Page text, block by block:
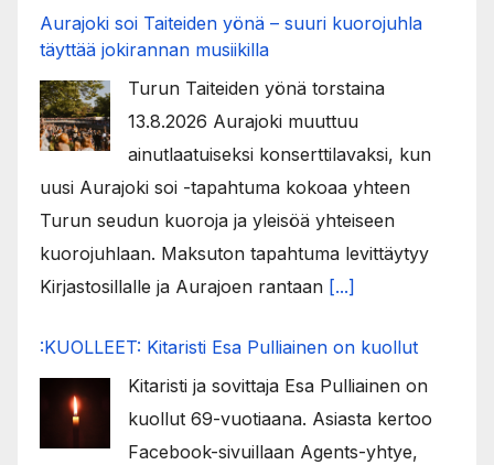
Aurajoki soi Taiteiden yönä – suuri kuorojuhla
täyttää jokirannan musiikilla
Turun Taiteiden yönä torstaina
13.8.2026 Aurajoki muuttuu
ainutlaatuiseksi konserttilavaksi, kun
uusi Aurajoki soi -tapahtuma kokoaa yhteen
Turun seudun kuoroja ja yleisöä yhteiseen
kuorojuhlaan. Maksuton tapahtuma levittäytyy
Kirjastosillalle ja Aurajoen rantaan [...]
:KUOLLEET: Kitaristi Esa Pulliainen on kuollut
Kitaristi ja sovittaja Esa Pulliainen on
kuollut 69-vuotiaana. Asiasta kertoo
Facebook-sivuillaan Agents-yhtye,